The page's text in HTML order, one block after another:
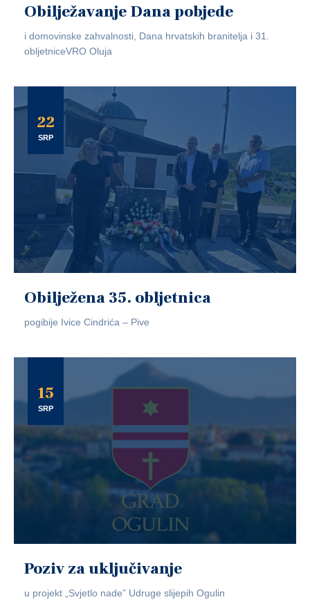
Obilježavanje Dana pobjede
i domovinske zahvalnosti, Dana hrvatskih branitelja i 31.
obljetniceVRO Oluja
22
SRP
Obilježena 35. obljetnica
pogibije Ivice Cindrića – Pive
15
SRP
Poziv za uključivanje
u projekt „Svjetlo nade” Udruge slijepih Ogulin